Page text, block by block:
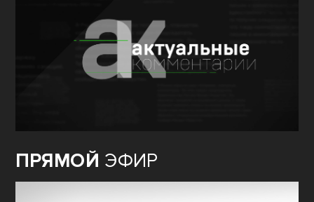
ПРЯМОЙ ЭФИР